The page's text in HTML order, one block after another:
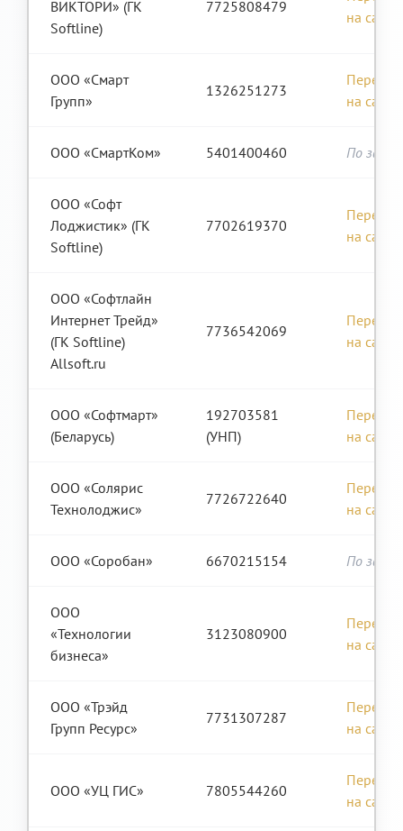
ВИКТОРИ» (ГК
Softline)
7725808479
на сайт
ООО «Смарт
Групп»
1326251273
Перейти
на сайт
ООО «СмартКом» 5401400460 По
ООО «Софт
Лоджистик» (ГК
Softline)
7702619370
Перейти
на сайт
ООО «Софтлайн
Интернет Трейд»
(ГК Softline)
Allsoft.ru
7736542069
Перейти
на сайт
ООО «Софтмарт»
(Беларусь)
192703581
(УНП)
Перейти
на сайт
ООО «Солярис
Технолоджис»
7726722640
Перейти
на сайт
ООО «Соробан» 6670215154 По
ООО
«Технологии
бизнеса»
3123080900
Перейти
на сайт
ООО «Трэйд
Групп Ресурс»
7731307287
Перейти
на сайт
ООО «УЦ ГИС» 7805544260
Перейти
на сайт